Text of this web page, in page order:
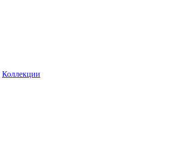
Коллекции